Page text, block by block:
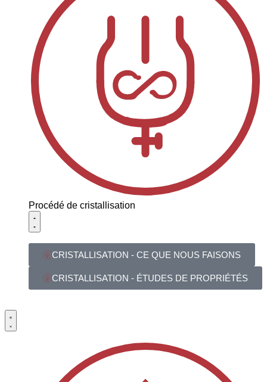
Procédé de cristallisation
CRISTALLISATION - CE QUE NOUS FAISONS
CRISTALLISATION - ÉTUDES DE PROPRIÉTÉS